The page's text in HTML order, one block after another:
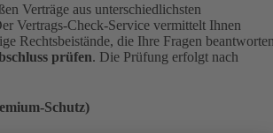
Verträge aus unterschiedlichsten
Vertrags-Check-Service vermittelt Ihnen
Rechtsbeistände, die Ihre Fragen
prüfen. Die Prüfung erfolgt nach
Schutz)